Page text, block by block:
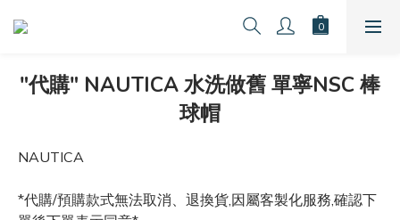
"代購" NAUTICA 水洗做舊 單寧NSC 棒
球帽
NAUTICA
*代購/預購款式無法取消、退換貨,因屬客製化服務,確認下